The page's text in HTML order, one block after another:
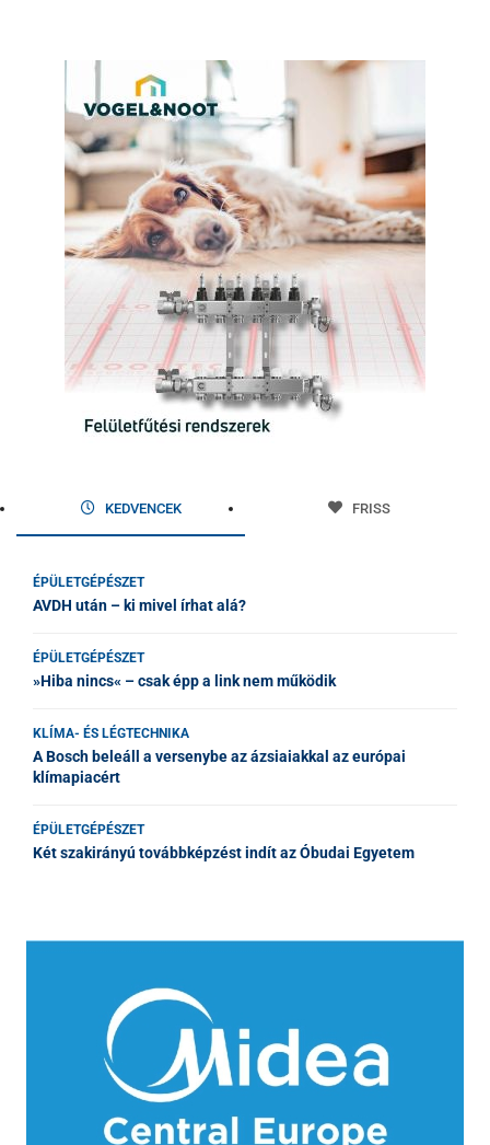
KEDVENCEK FRISS
ÉPÜLETGÉPÉSZET
AVDH után – ki mivel írhat alá?
ÉPÜLETGÉPÉSZET
»Hiba nincs« – csak épp a link nem működik
KLÍMA- ÉS LÉGTECHNIKA
A Bosch beleáll a versenybe az ázsiaiakkal az európai
klímapiacért
ÉPÜLETGÉPÉSZET
Két szakirányú továbbképzést indít az Óbudai Egyetem